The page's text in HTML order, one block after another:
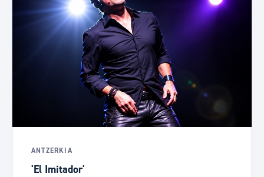
ANTZERKIA
'El Imitador'